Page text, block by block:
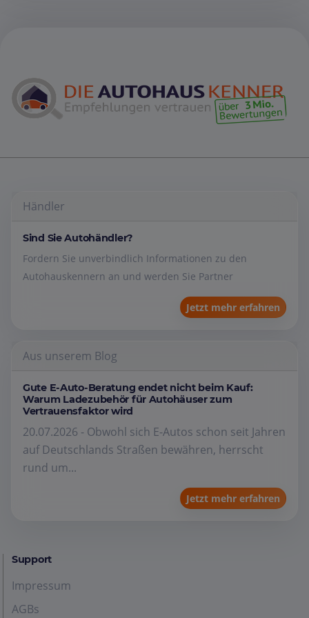
Händler
Sind Sie Autohändler?
Fordern Sie unverbindlich Informationen zu den
Autohauskennern an und werden Sie Partner
Jetzt mehr erfahren
Aus unserem Blog
Gute E-Auto-Beratung endet nicht beim Kauf:
Warum Ladezubehör für Autohäuser zum
Vertrauensfaktor wird
20.07.2026 - Obwohl sich E-Autos schon seit Jahren
auf Deutschlands Straßen bewähren, herrscht
rund um...
Jetzt mehr erfahren
Support
Impressum
AGBs